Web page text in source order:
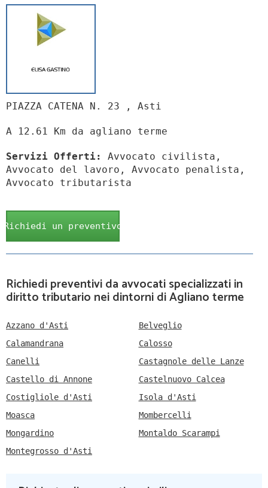
PIAZZA CATENA N. 23 , Asti
A 12.61 Km da agliano terme
Servizi Offerti:
Avvocato civilista,
Avvocato del lavoro, Avvocato penalista,
Avvocato tributarista
Richiedi un preventivo
Richiedi preventivi da avvocati specializzati in
diritto tributario nei dintorni di Agliano terme
Azzano d'Asti
Belveglio
Calamandrana
Calosso
Canelli
Castagnole delle Lanze
Castello di Annone
Castelnuovo Calcea
Costigliole d'Asti
Isola d'Asti
Moasca
Mombercelli
Mongardino
Montaldo Scarampi
Montegrosso d'Asti